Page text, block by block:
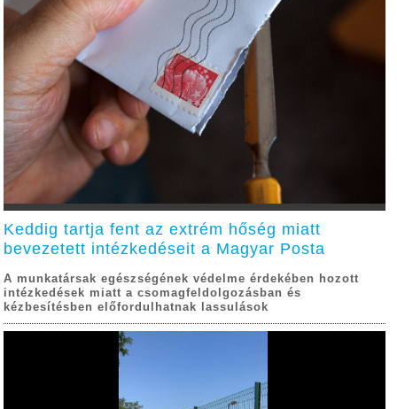
Keddig tartja fent az extrém hőség miatt
bevezetett intézkedéseit a Magyar Posta
A munkatársak egészségének védelme érdekében hozott
intézkedések miatt a csomagfeldolgozásban és
kézbesítésben előfordulhatnak lassulások